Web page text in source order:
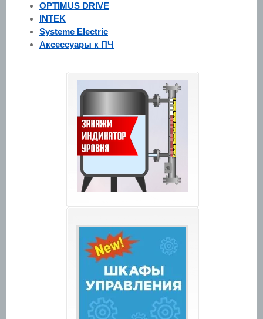
OPTIMUS DRIVE
INTEK
Systeme Electric
Аксессуары к ПЧ